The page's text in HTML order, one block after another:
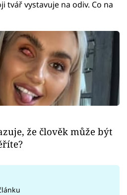
tvář vystavuje na odiv. Co na
že člověk může být